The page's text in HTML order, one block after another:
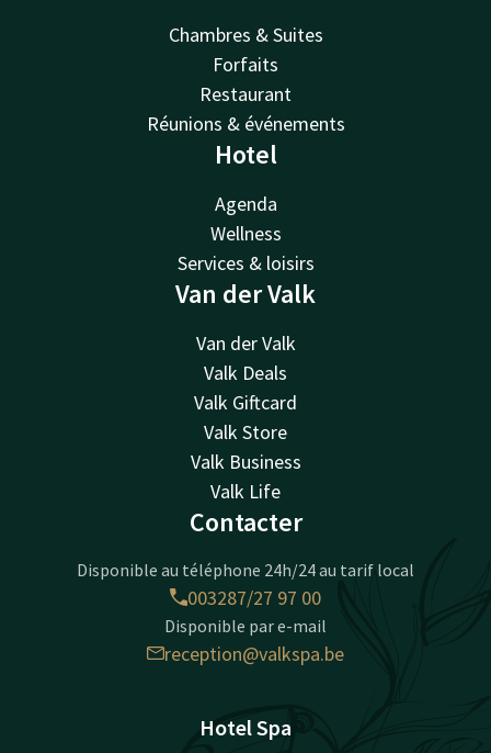
Chambres & Suites
Forfaits
Restaurant
Réunions & événements
Hotel
Agenda
Wellness
Services & loisirs
Van der Valk
Van der Valk
Valk Deals
Valk Giftcard
Valk Store
Valk Business
Valk Life
Contacter
Disponible au téléphone 24h/24 au tarif local
003287/27 97 00
Disponible par e-mail
reception@valkspa.be
Hotel Spa